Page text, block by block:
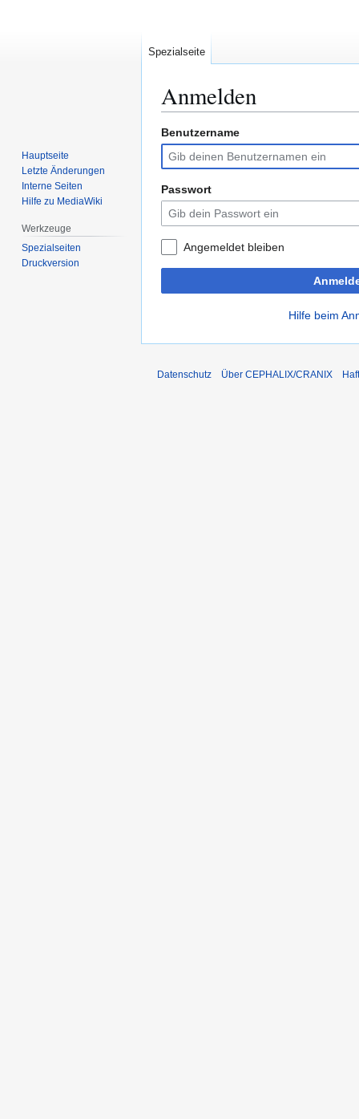
Anmelden
Zur
Navigation
springen
Zur
Suche
springen
Benutzername
Passwort
Angemeldet bleiben
Hilfe beim
Spezialseite
Hauptseite
Letzte Änderungen
Interne Seiten
Hilfe zu MediaWiki
Werkzeuge
Spezialseiten
Druckversion
Datenschutz Über CEPHALIX/CRANIX